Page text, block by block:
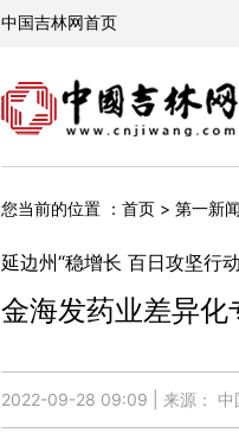
您当前的位置 ： 首页 > 第一新闻
延边州“稳增长 百日攻坚行
金海发药业差异化
2022-09-28 09:09 | 来源： 中